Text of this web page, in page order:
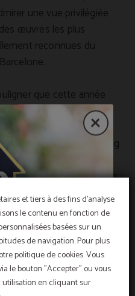
et tiers à des fins d'analyse
le contenu en fonction de
basées sur un
de navigation. Pour plus
politique de cookies. Vous
le bouton "Accepter" ou vous
en cliquant sur
une vue privilégiée
œuvres les plus
reconnues du
que cette année
pour la ville,
figure d’Antoni Gaudí à
disparition. Tout au long
une riche
des expositions,
diverses activités
artistique ainsi que sa
du
pour réservation
gratuit et assurance
inclus!
une assurance
les réservations
site officiel.